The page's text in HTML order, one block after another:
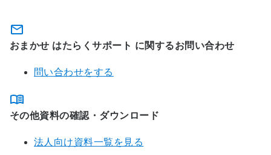
おまかせ はたらくサポート に関するお問い合わせ
問い合わせをする
その他資料の確認・ダウンロード
法人向け資料一覧を見る